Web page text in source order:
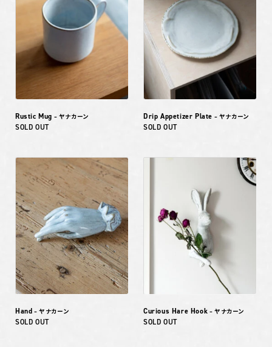
Rustic Mug – ヤナカーン
SOLD OUT
Drip Appetizer Plate – ヤナカーン
SOLD OUT
Hand – ヤナカーン
SOLD OUT
Curious Hare Hook – ヤナカーン
SOLD OUT